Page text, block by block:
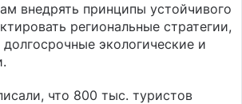
внедрять принципы устойчивого
региональные стратегии,
экологические и
что 800 тыс. туристов